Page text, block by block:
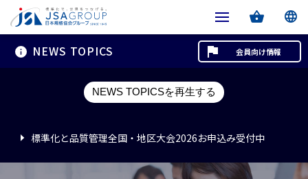
NEWS TOPICS
NEWS TOPICSを再生する
標準化と品質管理全国・地区大会2026お申込み受付中
標準化と品質管理全国・地区大会2026お申込み受付中
会員向け情報